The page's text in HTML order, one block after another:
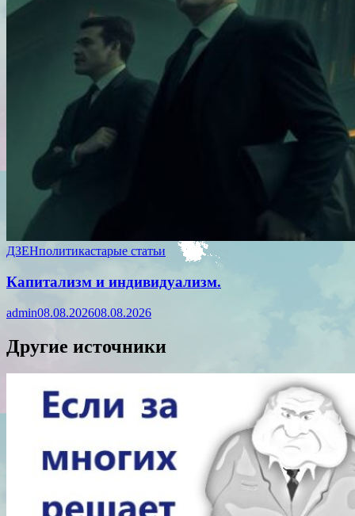
ДЗЕНполитикастарые статьи
Капитализм и индивидуализм.
admin08.08.202608.08.2026
Другие источники